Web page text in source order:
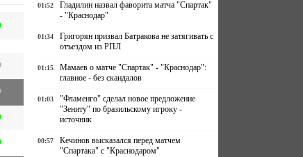
01:52
Гладилин назвал фаворита матча "Спартак"
- "Краснодар"
01:34
Григорян призвал Батракова не затягивать с
отъездом из РПЛ
01:15
Мамаев о матче "Спартак" - "Краснодар":
главное - без скандалов
01:03
"Фламенго" сделал новое предложение
"Зениту" по бразильскому игроку -
источник
00:57
Кечинов высказался перед матчем
"Спартака" с "Краснодаром"